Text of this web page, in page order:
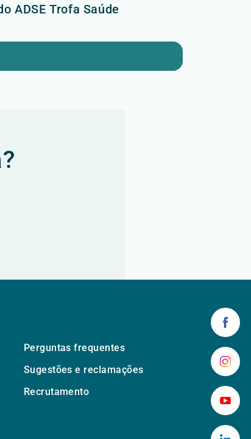
ADSE Trofa Saúde
Perguntas frequentes
Sugestões e reclamações
Recrutamento